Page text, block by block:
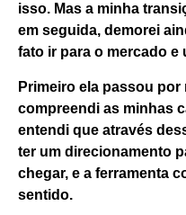
isso. Mas a minha
em seguida, demorei
fato ir para o mercado e
Primeiro ela passou por
compreendi as minhas
entendi que através
ter um direcionamento
chegar, e a ferramenta
sentido.